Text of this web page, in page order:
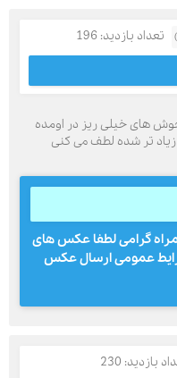
تعداد بازدید: 196
های خیلی ریز در اومده
زیاد تر شده لطف می کنی
گرامی لطفا عکس های
عمومی ارسال عکس
بازدید: 230